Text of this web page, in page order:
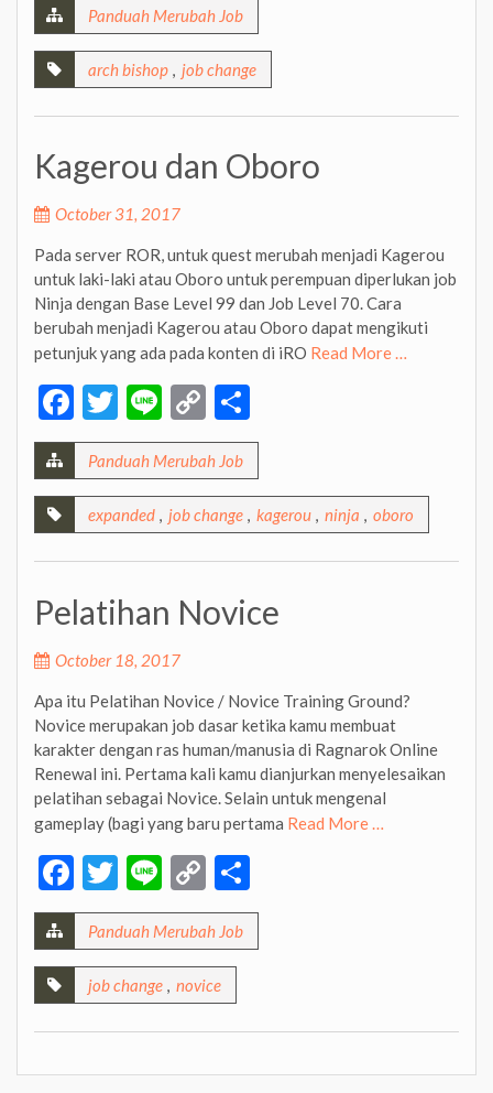
Panduah Merubah Job
arch bishop , job change
Kagerou dan Oboro
October 31, 2017
Pada server ROR, untuk quest merubah menjadi Kagerou
untuk laki-laki atau Oboro untuk perempuan diperlukan job
Ninja dengan Base Level 99 dan Job Level 70. Cara
berubah menjadi Kagerou atau Oboro dapat mengikuti
petunjuk yang ada pada konten di iRO Read More …
Facebook
Twitter
LineCopy
Link
Panduah Merubah Job
expanded , job change , kagerou , ninja , oboro
Pelatihan Novice
October 18, 2017
Apa itu Pelatihan Novice / Novice Training Ground?
Novice merupakan job dasar ketika kamu membuat
karakter dengan ras human/manusia di Ragnarok Online
Renewal ini. Pertama kali kamu dianjurkan menyelesaikan
pelatihan sebagai Novice. Selain untuk mengenal
gameplay (bagi yang baru pertama Read More …
Facebook
Twitter
LineCopy
Link
Panduah Merubah Job
job change , novice